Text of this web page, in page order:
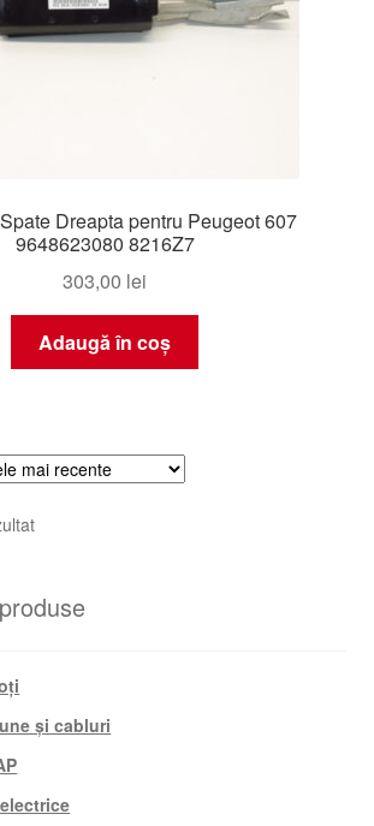
Dreapta pentru Peugeot 607
9648623080 8216Z7
303,00 lei
Adaugă în coș
și cabluri